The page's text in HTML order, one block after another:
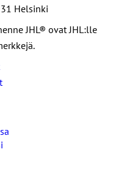
Helsinki
JHL® ovat JHL:lle